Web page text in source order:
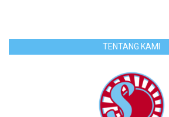
TENTANG KAMI